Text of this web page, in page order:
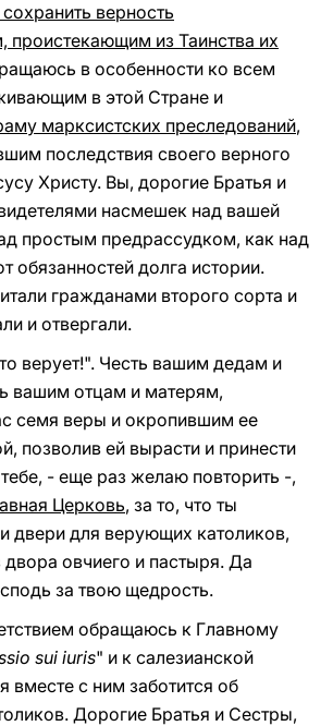
верность
проистекающим из Таинства их
в особенности ко всем
в этой Стране и
марксистских преследований,
последствия своего верного
Христу. Вы, дорогие Братья и
насмешек над вашей
простым предрассудком, как над
обязанностей долга истории.
гражданами второго сорта и
и отвергали.
верует!". Честь вашим дедам и
вашим отцам и матерям,
семя веры и окропившим ее
позволив ей вырасти и принести
- еще раз желаю повторить -,
Церковь, за то, что ты
двери для верующих католиков,
двора овчиего и пастыря. Да
за твою щедрость.
обращаюсь к Главному
sui iuris" и к салезианской
вместе с ним заботится об
Дорогие Братья и Сестры,